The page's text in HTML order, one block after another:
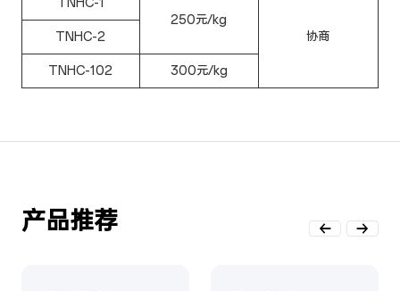
TNHC-1
250元/kg
协商
TNHC-2
TNHC-102 300元/kg
产品推荐